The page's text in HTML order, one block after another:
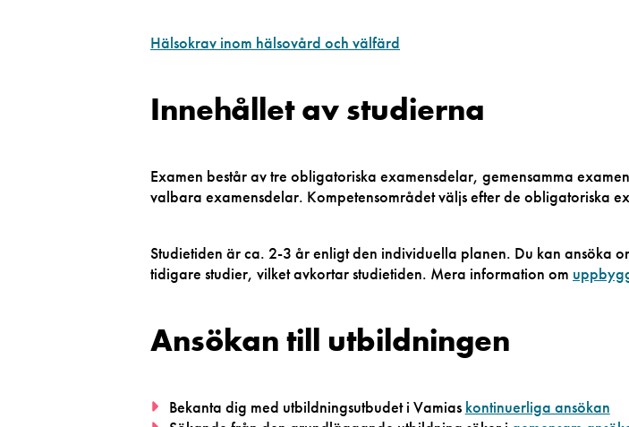
Hälsokrav inom hälsovård och välfärd
Innehållet av studierna
Examen består av tre obligatoriska examensdelar, gemensamma
valbara examensdelar. Kompetensområdet väljs efter de obligatoriska
Studietiden är ca. 2-3 år enligt den individuella planen. Du kan ansöka
tidigare studier, vilket avkortar studietiden. Mera information om
Ansökan till utbildningen
Bekanta dig med utbildningsutbudet i Vamias kontinuerliga ansökan